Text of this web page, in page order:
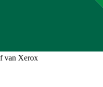
van Xerox